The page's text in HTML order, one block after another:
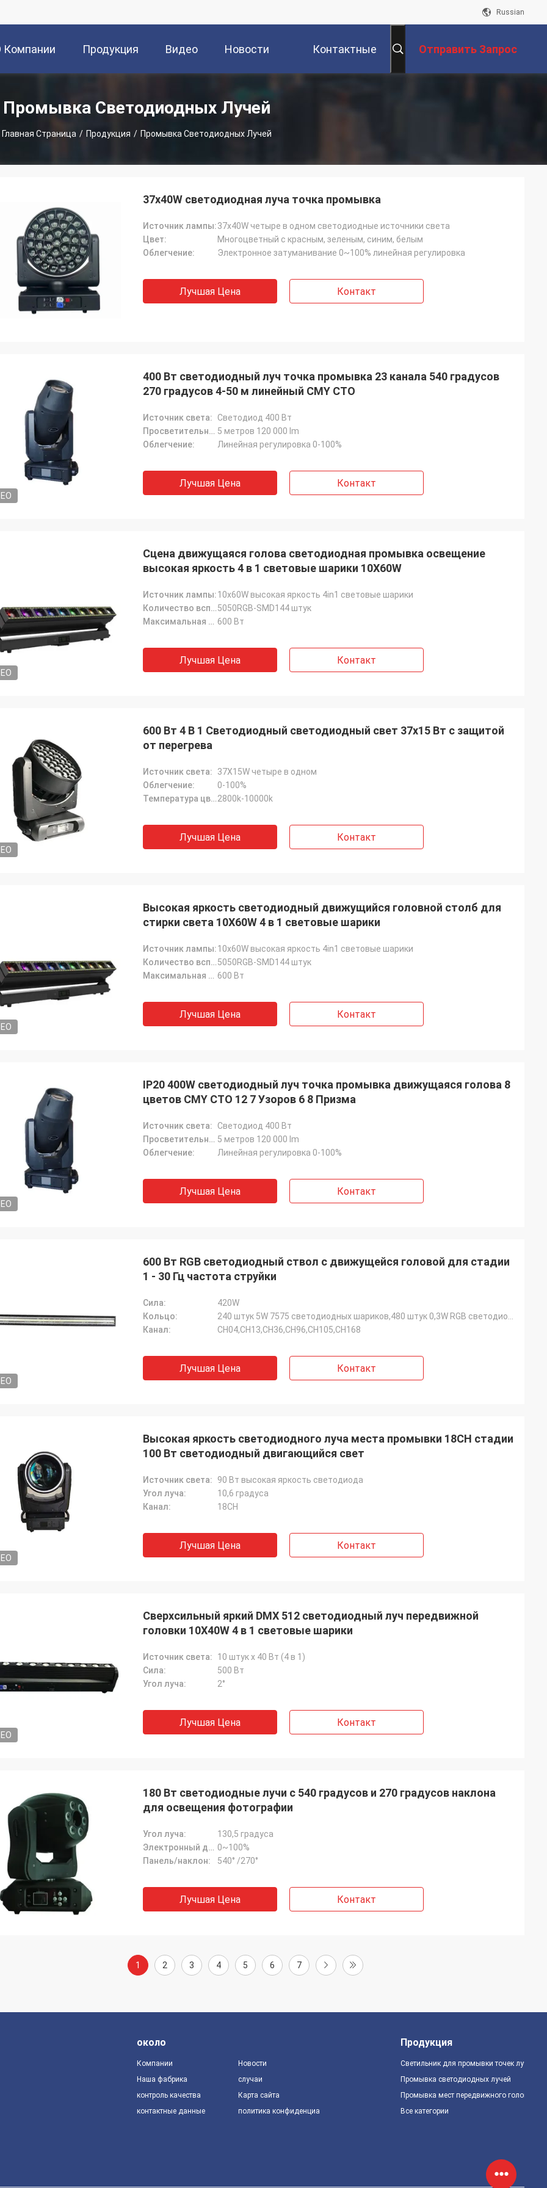
Russian
Компании Продукция Видео Новости Контактные Отправить Запрос
Промывка Светодиодных Лучей
Главная Страница / Продукция / Промывка Светодиодных Лучей
37x40W светодиодная луча точка промывка
Источник лампы:37x40W четыре в одном светодиодные источники света
Цвет:
Многоцветный с красным, зеленым, синим, белым
Облегчение:
Электронное затуманивание 0~100% линейная регулировка
Лучшая Цена Контакт
400 Вт светодиодный луч точка промывка 23 канала 540 градусов
270 градусов 4-50 м линейный CMY CTO
Источник света:
Светодиод 400 Вт
Просветительность лумена: 5 метров 120 000 lm
Облегчение:
Линейная регулировка 0-100%
Лучшая Цена Контакт
Сцена движущаяся голова светодиодная промывка освещение
высокая яркость 4 в 1 световые шарики 10X60W
Источник лампы:10x60W высокая яркость 4in1 световые шарики
Количество вспомогательных световых шариков:5050RGB-SMD144 штук
Максимальная мощность: 600 Вт
Лучшая Цена Контакт
600 Вт 4 В 1 Светодиодный светодиодный свет 37х15 Вт с защитой
от перегрева
Источник света:
37X15W четыре в одном
Облегчение:
0-100%
Температура цвета:2800k-10000k
Лучшая Цена Контакт
Высокая яркость светодиодный движущийся головной столб для
стирки света 10X60W 4 в 1 световые шарики
Источник лампы:10x60W высокая яркость 4in1 световые шарики
Количество вспомогательных световых шариков:5050RGB-SMD144 штук
Максимальная мощность: 600 Вт
Лучшая Цена Контакт
IP20 400W светодиодный луч точка промывка движущаяся голова 8
цветов CMY CTO 12 7 Узоров 6 8 Призма
Источник света:
Светодиод 400 Вт
Просветительность лумена: 5 метров 120 000 lm
Облегчение:
Линейная регулировка 0-100%
Лучшая Цена Контакт
600 Вт RGB светодиодный ствол с движущейся головой для стадии
1 - 30 Гц частота струйки
Сила:
420W
Кольцо:
Канал:
CH04,CH13,CH36,CH96,CH105,CH168
Лучшая Цена Контакт
Высокая яркость светодиодного луча места промывки 18CH стадии
100 Вт светодиодный двигающийся свет
Источник света:
90 Вт высокая яркость светодиода
Угол луча:
10,6 градуса
Канал:
18CH
Лучшая Цена Контакт
Сверхсильный яркий DMX 512 светодиодный луч передвижной
головки 10X40W 4 в 1 световые шарики
Источник света:
10 штук х 40 Вт (4 в 1)
Сила:
500 Вт
Угол луча:
2°
Лучшая Цена Контакт
180 Вт светодиодные лучи с 540 градусов и 270 градусов наклона
для освещения фотографии
Угол луча:
130,5 градуса
Электронный диммер: 0~100%
Панель/наклон:
540° /270°
Лучшая Цена Контакт
1 2 3 4 5 6 7
около
Компании
Наша фабрика
контроль качества
контактные данные
Новости
случаи
Карта сайта
политика конфиденциальности
Продукция
Светильник для промывки точек луча
Промывка светодиодных лучей
Промывка мест передвижного головного
Все категории